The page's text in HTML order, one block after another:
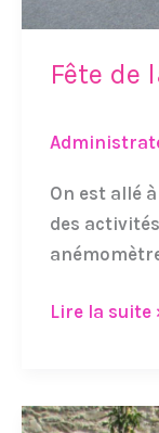
Fête de
On est allé
des
Lire la suite
Rencontres